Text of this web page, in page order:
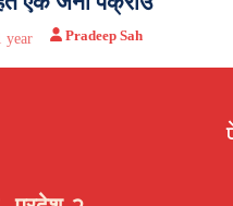
year Pradeep Sah